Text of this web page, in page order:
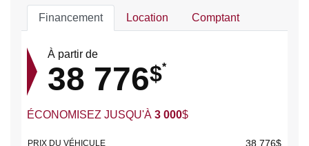
Financement Location Comptant
À partir de
38 776$*
ÉCONOMISEZ JUSQU'À 3 000$
PRIX DU VÉHICULE 38 776$